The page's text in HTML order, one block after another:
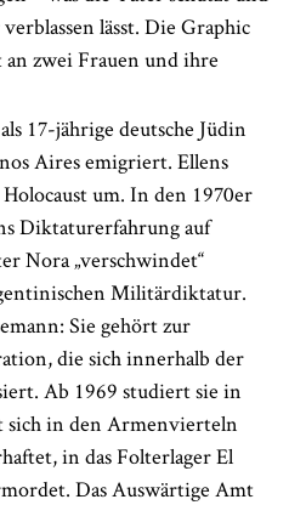
lässt. Die Graphic
zwei Frauen und ihre
17-jährige deutsche Jüdin
Aires emigriert. Ellens
um. In den 1970er
Diktaturerfahrung auf
Nora „verschwindet“
Militärdiktatur.
Sie gehört zur
die sich innerhalb der
Ab 1969 studiert sie in
sich in den Armenvierteln
in das Folterlager El
Das Auswärtige Amt